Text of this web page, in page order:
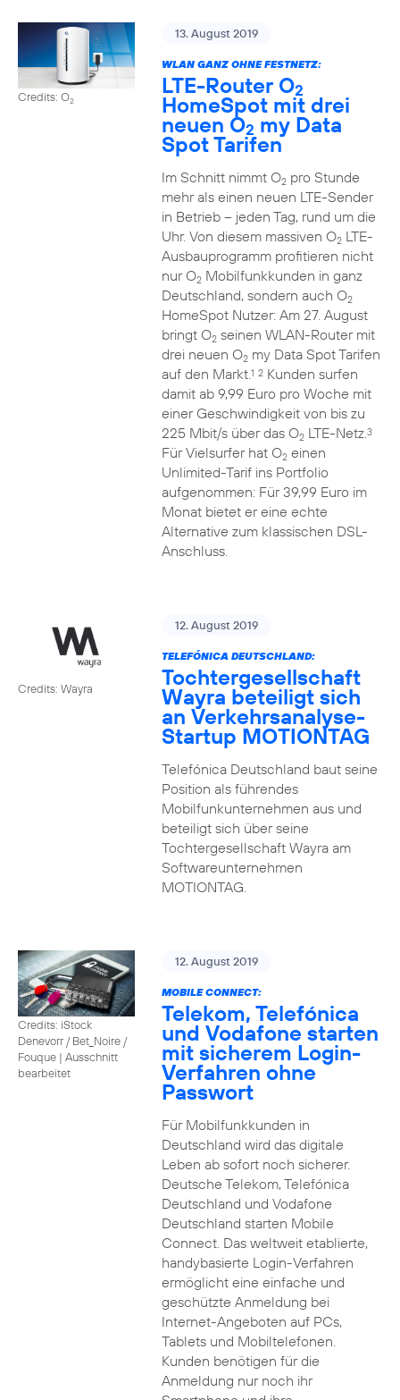
Credits: O2
13. August 2019
WLAN GANZ OHNE FESTNETZ:
LTE-Router O2
HomeSpot mit drei
neuen O2 my Data
Spot Tarifen
Im Schnitt nimmt O2pro Stunde
mehr als einen neuen LTE-Sender
in Betrieb – jeden Tag, rund um die
Uhr. Von diesem massiven O2LTE-
Ausbauprogramm profitieren nicht
nur O2Mobilfunkkunden in ganz
Deutschland, sondern auch O2
HomeSpot Nutzer: Am 27. August
bringt O2seinen WLAN-Router mit
drei neuen O2my Data Spot Tarifen
auf den Markt.1 2Kunden surfen
damit ab 9,99 Euro pro Woche mit
einer Geschwindigkeit von bis zu
225 Mbit/s über das O2LTE-Netz.3
Für Vielsurfer hat O2einen
Unlimited-Tarif ins Portfolio
aufgenommen: Für 39,99 Euro im
Monat bietet er eine echte
Alternative zum klassischen DSL-
Anschluss.
Credits: Wayra
12. August 2019
TELEFÓNICA DEUTSCHLAND:
Tochtergesellschaft
Wayra beteiligt sich
an Verkehrsanalyse-
Startup MOTIONTAG
Telefónica Deutschland baut seine
Position als führendes
Mobilfunkunternehmen aus und
beteiligt sich über seine
Tochtergesellschaft Wayra am
Softwareunternehmen
MOTIONTAG.
Credits: iStock
Denevorr / Bet_Noire /
Fouque | Ausschnitt
bearbeitet
12. August 2019
MOBILE CONNECT:
Telekom, Telefónica
und Vodafone starten
mit sicherem Login-
Verfahren ohne
Passwort
Für Mobilfunkkunden in
Deutschland wird das digitale
Leben ab sofort noch sicherer.
Deutsche Telekom, Telefónica
Deutschland und Vodafone
Deutschland starten Mobile
Connect. Das weltweit etablierte,
handybasierte Login-Verfahren
ermöglicht eine einfache und
geschützte Anmeldung bei
Internet-Angeboten auf PCs,
Tablets und Mobiltelefonen.
Kunden benötigen für die
Anmeldung nur noch ihr